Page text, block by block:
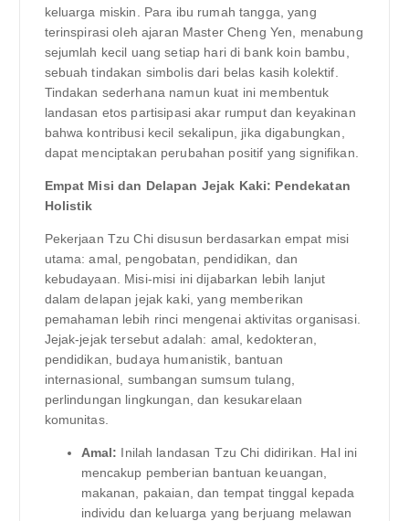
keluarga miskin. Para ibu rumah tangga, yang
terinspirasi oleh ajaran Master Cheng Yen, menabung
sejumlah kecil uang setiap hari di bank koin bambu,
sebuah tindakan simbolis dari belas kasih kolektif.
Tindakan sederhana namun kuat ini membentuk
landasan etos partisipasi akar rumput dan keyakinan
bahwa kontribusi kecil sekalipun, jika digabungkan,
dapat menciptakan perubahan positif yang signifikan.
Empat Misi dan Delapan Jejak Kaki: Pendekatan
Holistik
Pekerjaan Tzu Chi disusun berdasarkan empat misi
utama: amal, pengobatan, pendidikan, dan
kebudayaan. Misi-misi ini dijabarkan lebih lanjut
dalam delapan jejak kaki, yang memberikan
pemahaman lebih rinci mengenai aktivitas organisasi.
Jejak-jejak tersebut adalah: amal, kedokteran,
pendidikan, budaya humanistik, bantuan
internasional, sumbangan sumsum tulang,
perlindungan lingkungan, dan kesukarelaan
komunitas.
Amal: Inilah landasan Tzu Chi didirikan. Hal ini
mencakup pemberian bantuan keuangan,
makanan, pakaian, dan tempat tinggal kepada
individu dan keluarga yang berjuang melawan